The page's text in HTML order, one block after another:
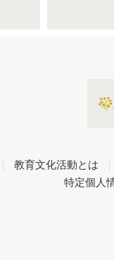
| 教育文化活動とは |
特定個人